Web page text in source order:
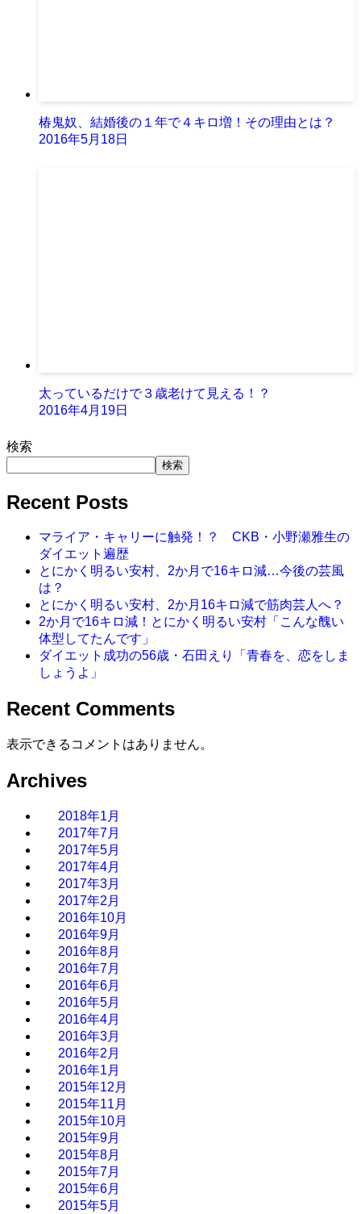
椿鬼奴、結婚後の１年で４キロ増！その理由とは？
2016年5月18日
太っているだけで３歳老けて見える！？
2016年4月19日
検索
検索
Recent Posts
マライア・キャリーに触発！？ CKB・小野瀬雅生の
ダイエット遍歴
とにかく明るい安村、2か月で16キロ減…今後の芸風
は？
とにかく明るい安村、2か月16キロ減で筋肉芸人へ？
2か月で16キロ減！とにかく明るい安村「こんな醜い
体型してたんです」
ダイエット成功の56歳・石田えり「青春を、恋をしま
しょうよ」
Recent Comments
表示できるコメントはありません。
Archives
2018年1月
2017年7月
2017年5月
2017年4月
2017年3月
2017年2月
2016年10月
2016年9月
2016年8月
2016年7月
2016年6月
2016年5月
2016年4月
2016年3月
2016年2月
2016年1月
2015年12月
2015年11月
2015年10月
2015年9月
2015年8月
2015年7月
2015年6月
2015年5月